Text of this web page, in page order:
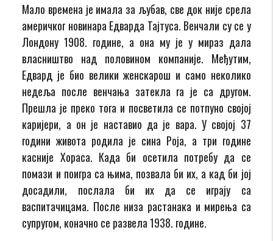
Мало времена је имала за љубав, све док није срела
америчког новинара Едварда Тајтуса. Венчали су се у
Лондону 1908. године, а она му је у мираз дала
власништво над половином компаније. Међутим,
Едвард је био велики женскарош и само неколико
недеља после венчања затекла га је са другом.
Прешла је преко тога и посветила се потпуно својој
каријери, а он је наставио да је вара. У својој 37
години живота родила је сина Роја, а три године
касније Хораса. Када би осетила потребу да се
помази и поигра са њима, позвала би их, а кад би јој
досадили, послала би их да се играју са
васпитачицама. После низа растанака и мирења са
супругом, коначно се развела 1938. године.